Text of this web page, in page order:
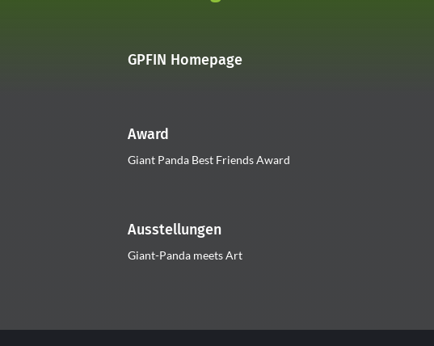
GPFIN Homepage
Award
Giant Panda Best Friends Award
Ausstellungen
Giant-Panda meets Art